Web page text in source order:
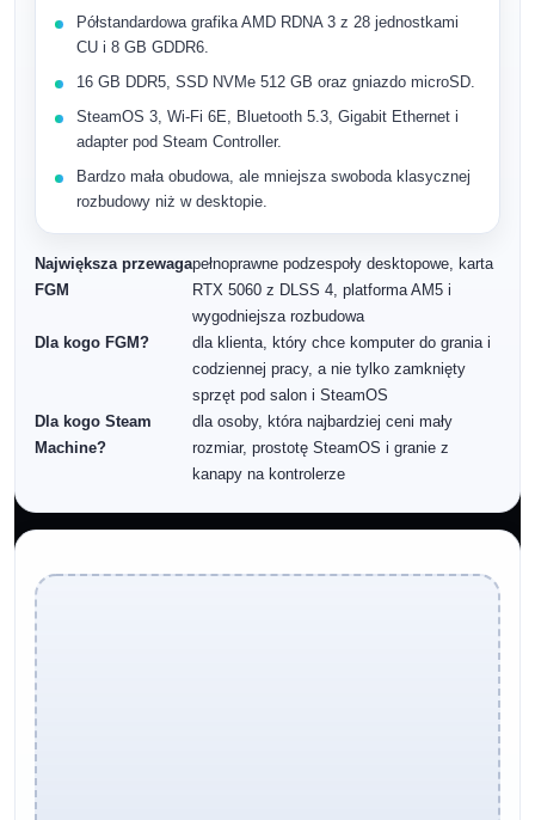
Półstandardowa grafika AMD RDNA 3 z 28 jednostkami
CU i 8 GB GDDR6.
16 GB DDR5, SSD NVMe 512 GB oraz gniazdo microSD.
SteamOS 3, Wi-Fi 6E, Bluetooth 5.3, Gigabit Ethernet i
adapter pod Steam Controller.
Bardzo mała obudowa, ale mniejsza swoboda klasycznej
rozbudowy niż w desktopie.
Największa przewaga
FGM
pełnoprawne podzespoły desktopowe, karta
RTX 5060 z DLSS 4, platforma AM5 i
wygodniejsza rozbudowa
Dla kogo FGM?
dla klienta, który chce komputer do grania i
codziennej pracy, a nie tylko zamknięty
sprzęt pod salon i SteamOS
Dla kogo Steam
Machine?
dla osoby, która najbardziej ceni mały
rozmiar, prostotę SteamOS i granie z
kanapy na kontrolerze